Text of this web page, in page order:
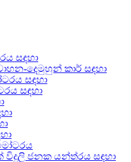
සඳහා
දෙමුහුන් කාර් සඳහා
සඳහා
සඳහා
විදුලි ජනක යන්ත්රය සඳහා